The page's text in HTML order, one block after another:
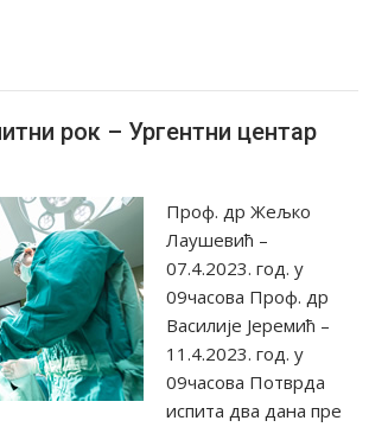
рок – Ургентни центар
Проф. др Жељко
Лаушевић –
07.4.2023. год. у
09часова Проф. др
Василије Јеремић –
11.4.2023. год. у
09часова Потврда
испита два дана пре